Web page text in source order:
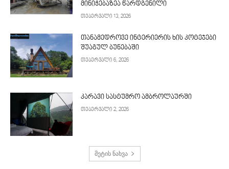
მინიჭებაზეა წარდგენილი
თებერვალი 13, 2026
თანამედროვე ინტერიერის ხის კოტეჯები
შუაგულ ბუნებაში
თებერვალი 6, 2026
კარავი სასტუმრო ამბროლაურში
თებერვალი 2, 2026
მეტის ნახვა